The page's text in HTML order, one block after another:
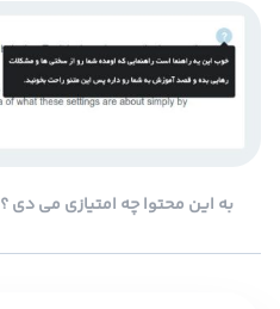
به این محتوا چه امتیازی می دی ؟